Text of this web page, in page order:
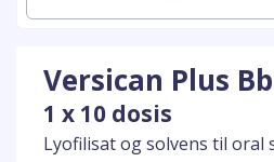
Versican Plus
1 x 10 dosis
Lyofilisat og solvens til oral